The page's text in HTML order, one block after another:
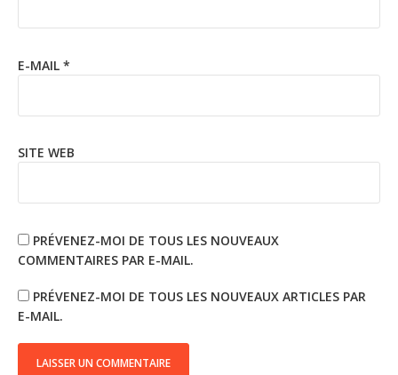
E-MAIL *
SITE WEB
PRÉVENEZ-MOI DE TOUS LES NOUVEAUX
COMMENTAIRES PAR E-MAIL.
PRÉVENEZ-MOI DE TOUS LES NOUVEAUX ARTICLES PAR
E-MAIL.